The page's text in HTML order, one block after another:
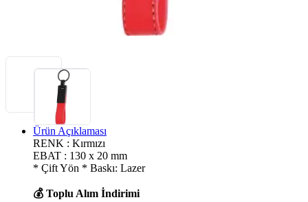
Ürün Açıklaması
RENK : Kırmızı
EBAT : 130 x 20 mm
* Çift Yön * Baskı: Lazer
💰 Toplu Alım İndirimi